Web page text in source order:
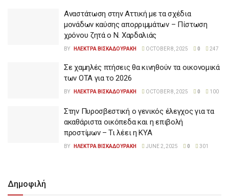
Αναστάτωση στην Αττική με τα σχέδια
μονάδων καύσης απορριμμάτων – Πίστωση
χρόνου ζητά ο Ν. Χαρδαλιάς
BY ΗΛΕΚΤΡΑ ΒΙΣΚΑΔΟΥΡΑΚΗ OCTOBER 8, 2025 0 247
Σε χαμηλές πτήσεις θα κινηθούν τα οικονομικά
των ΟΤΑ για το 2026
BY ΗΛΕΚΤΡΑ ΒΙΣΚΑΔΟΥΡΑΚΗ OCTOBER 8, 2025 0 100
Στην Πυροσβεστική ο γενικός έλεγχος για τα
ακαθάριστα οικόπεδα και η επιβολή
προστίμων – Τι λέει η ΚΥΑ
BY ΗΛΕΚΤΡΑ ΒΙΣΚΑΔΟΥΡΑΚΗ JUNE 2, 2025 0 301
Δημοφιλή